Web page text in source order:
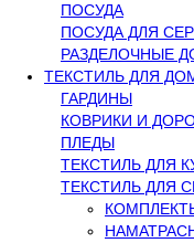
ПОСУДА
ПОСУДА ДЛЯ
РАЗДЕЛОЧНЫЕ
ТЕКСТИЛЬ ДЛЯ
ГАРДИНЫ
КОВРИКИ И
ПЛЕДЫ
ТЕКСТИЛЬ ДЛЯ
ТЕКСТИЛЬ ДЛЯ